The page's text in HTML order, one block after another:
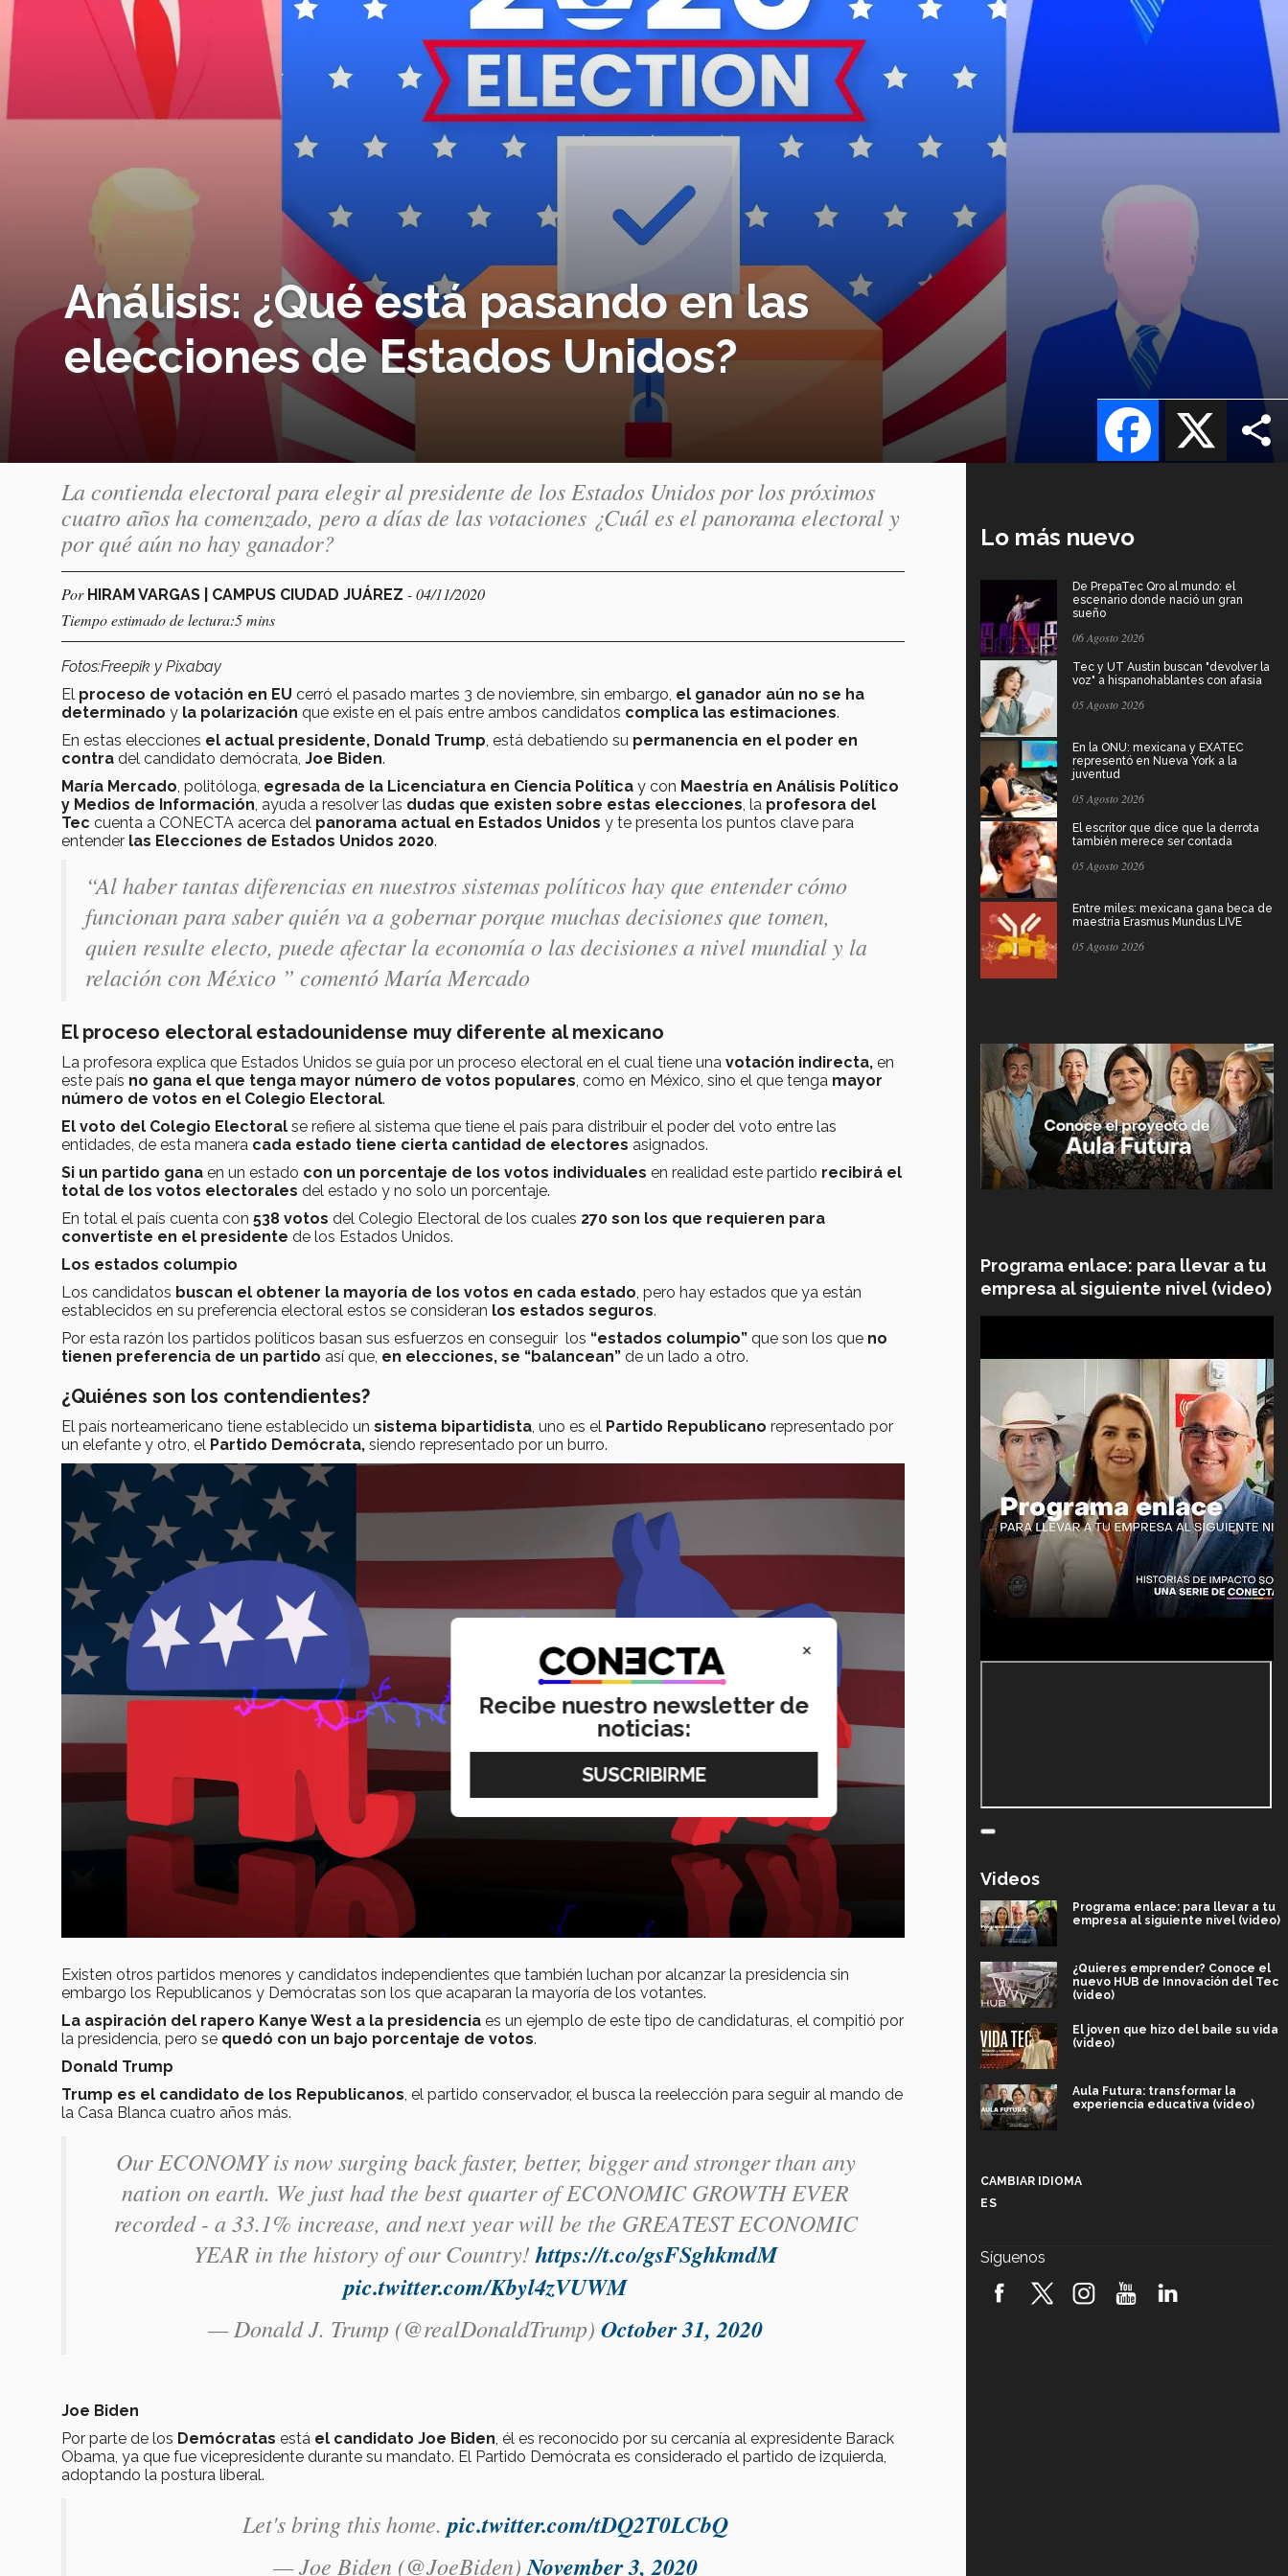
Análisis: ¿Qué está pasando en las
elecciones de Estados Unidos?
X
Facebook
La contienda electoral para elegir al presidente de los Estados Unidos por los próximos
cuatro años ha comenzado, pero a días de las votaciones ¿Cuál es el panorama electoral y
por qué aún no hay ganador?
Por HIRAM VARGAS | CAMPUS CIUDAD JUÁREZ - 04/11/2020
Tiempo estimado de lectura:5 mins
Fotos:Freepik y Pixabay
El proceso de votación en EU cerró el pasado martes 3 de noviembre, sin embargo, el ganador aún no se ha
determinado y la polarización que existe en el país entre ambos candidatos complica las estimaciones.
En estas elecciones el actual presidente, Donald Trump , está debatiendo su permanencia en el poder en
contra del candidato demócrata, Joe Biden.
María Mercado , politóloga, egresada de la Licenciatura en Ciencia Política y con Maestría en Análisis Político
y Medios de Información , ayuda a resolver las dudas que existen sobre estas elecciones , la profesora del
Tec cuenta a CONECTA acerca del panorama actual en Estados Unidos y te presenta los puntos clave para
entender las Elecciones de Estados Unidos 2020.
“Al haber tantas diferencias en nuestros sistemas políticos hay que entender cómo
funcionan para saber quién va a gobernar porque muchas decisiones que tomen,
quien resulte electo, puede afectar la economía o las decisiones a nivel mundial y la
relación con México ” comentó María Mercado
El proceso electoral estadounidense muy diferente al mexicano
La profesora explica que Estados Unidos se guía por un proceso electoral en el cual tiene una votación indirecta, en
este país no gana el que tenga mayor número de votos populares , como en México, sino el que tenga mayor
número de votos en el Colegio Electoral.
El voto del Colegio Electoral se refiere al sistema que tiene el país para distribuir el poder del voto entre las
entidades, de esta manera cada estado tiene cierta cantidad de electores asignados.
Si un partido gana en un estado con un porcentaje de los votos individuales en realidad este partido recibirá el
total de los votos electorales del estado y no solo un porcentaje.
En total el país cuenta con 538 votos del Colegio Electoral de los cuales 270 son los que requieren para
convertiste en el presidente de los Estados Unidos.
Los estados columpio
Los candidatos buscan el obtener la mayoría de los votos en cada estado , pero hay estados que ya están
establecidos en su preferencia electoral estos se consideran los estados seguros.
Por esta razón los partidos políticos basan sus esfuerzos en conseguir los “estados columpio” que son los que no
tienen preferencia de un partido así que, en elecciones, se “balancean” de un lado a otro.
¿Quiénes son los contendientes?
El país norteamericano tiene establecido un sistema bipartidista , uno es el Partido Republicano representado por
un elefante y otro, el Partido Demócrata, siendo representado por un burro.
Existen otros partidos menores y candidatos independientes que también luchan por alcanzar la presidencia sin
embargo los Republicanos y Demócratas son los que acaparan la mayoría de los votantes.
La aspiración del rapero Kanye West a la presidencia es un ejemplo de este tipo de candidaturas, el compitió por
la presidencia, pero se quedó con un bajo porcentaje de votos.
Donald Trump
Trump es el candidato de los Republicanos , el partido conservador, el busca la reelección para seguir al mando de
la Casa Blanca cuatro años más.
Our ECONOMY is now surging back faster, better, bigger and stronger than any
nation on earth. We just had the best quarter of ECONOMIC GROWTH EVER
recorded - a 33.1% increase, and next year will be the GREATEST ECONOMIC
YEAR in the history of our Country! https://t.co/gsFSghkmdM
pic.twitter.com/Kbyl4zVUWM
— Donald J. Trump (@realDonaldTrump) October 31, 2020
Joe Biden
Por parte de los Demócratas está el candidato Joe Biden , él es reconocido por su cercanía al expresidente Barack
Obama, ya que fue vicepresidente durante su mandato. El Partido Demócrata es considerado el partido de izquierda,
adoptando la postura liberal.
Let's bring this home.pic.twitter.com/tDQ2T0LCbQ
— Joe Biden (@JoeBiden) November 3, 2020
Lo más nuevo
De PrepaTec Qro al mundo: el
escenario donde nació un gran
sueño
06 Agosto 2026
Tec y UT Austin buscan "devolver la
voz" a hispanohablantes con afasia
05 Agosto 2026
En la ONU: mexicana y EXATEC
representó en Nueva York a la
juventud
05 Agosto 2026
El escritor que dice que la derrota
también merece ser contada
05 Agosto 2026
Entre miles: mexicana gana beca de
maestría Erasmus Mundus LIVE
05 Agosto 2026
Programa enlace: para llevar a tu
empresa al siguiente nivel (video)
Videos
Programa enlace: para llevar a tu
empresa al siguiente nivel (video)
¿Quieres emprender? Conoce el
nuevo HUB de Innovación del Tec
(video)
El joven que hizo del baile su vida
(video)
Aula Futura: transformar la
experiencia educativa (video)
robótica FIRST 2026! (video)
CAMBIAR IDIOMA
ES
Síguenos
×
Recibe nuestro newsletter de
noticias: